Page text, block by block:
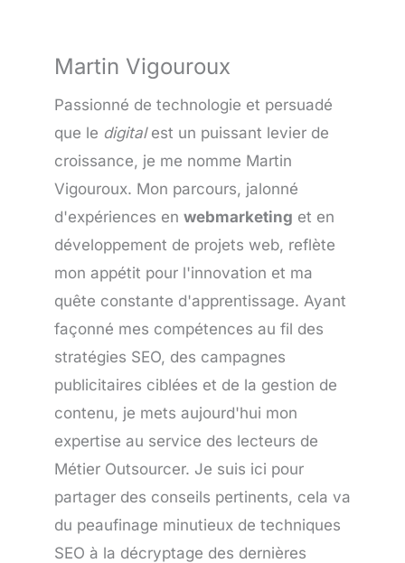
Martin Vigouroux
Passionné de technologie et persuadé
que le digitalest un puissant levier de
croissance, je me nomme Martin
Vigouroux. Mon parcours, jalonné
d'expériences en webmarketing et en
développement de projets web, reflète
mon appétit pour l'innovation et ma
quête constante d'apprentissage. Ayant
façonné mes compétences au fil des
stratégies SEO, des campagnes
publicitaires ciblées et de la gestion de
contenu, je mets aujourd'hui mon
expertise au service des lecteurs de
Métier Outsourcer. Je suis ici pour
partager des conseils pertinents, cela va
du peaufinage minutieux de techniques
SEO à la décryptage des dernières